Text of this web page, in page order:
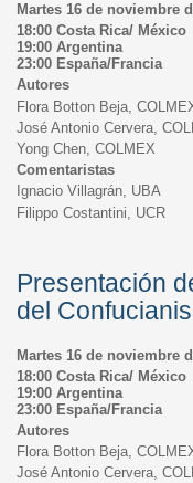
Martes 16 de noviembre
18:00 Costa Rica/ México
19:00 Argentina
23:00 España/Francia
Autores
Flora Botton Beja,
José Antonio Cervera,
Yong Chen, COLMEX
Comentaristas
Ignacio Villagrán, UBA
Filippo Costantini, UCR
Presentación
del
Martes 16 de noviembre
18:00 Costa Rica/ México
19:00 Argentina
23:00 España/Francia
Autores
Flora Botton Beja,
José Antonio Cervera,